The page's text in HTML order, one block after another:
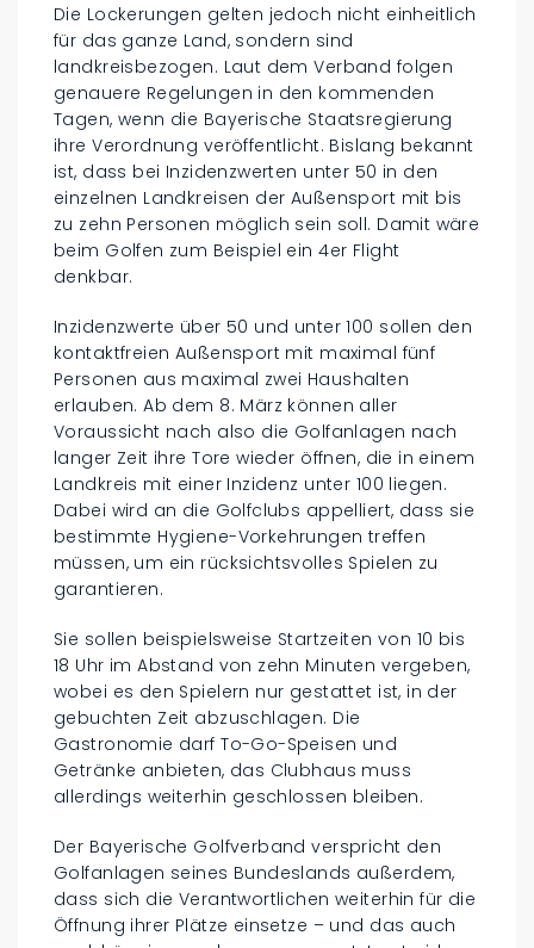
Die Lockerungen gelten jedoch nicht einheitlich
für das ganze Land, sondern sind
landkreisbezogen. Laut dem Verband folgen
genauere Regelungen in den kommenden
Tagen, wenn die Bayerische Staatsregierung
ihre Verordnung veröffentlicht. Bislang bekannt
ist, dass bei Inzidenzwerten unter 50 in den
einzelnen Landkreisen der Außensport mit bis
zu zehn Personen möglich sein soll. Damit wäre
beim Golfen zum Beispiel ein 4er Flight
denkbar.
Inzidenzwerte über 50 und unter 100 sollen den
kontaktfreien Außensport mit maximal fünf
Personen aus maximal zwei Haushalten
erlauben. Ab dem 8. März können aller
Voraussicht nach also die Golfanlagen nach
langer Zeit ihre Tore wieder öffnen, die in einem
Landkreis mit einer Inzidenz unter 100 liegen.
Dabei wird an die Golfclubs appelliert, dass sie
bestimmte Hygiene-Vorkehrungen treffen
müssen, um ein rücksichtsvolles Spielen zu
garantieren.
Sie sollen beispielsweise Startzeiten von 10 bis
18 Uhr im Abstand von zehn Minuten vergeben,
wobei es den Spielern nur gestattet ist, in der
gebuchten Zeit abzuschlagen. Die
Gastronomie darf To-Go-Speisen und
Getränke anbieten, das Clubhaus muss
allerdings weiterhin geschlossen bleiben.
Der Bayerische Golfverband verspricht den
Golfanlagen seines Bundeslands außerdem,
dass sich die Verantwortlichen weiterhin für die
Öffnung ihrer Plätze einsetze – und das auch